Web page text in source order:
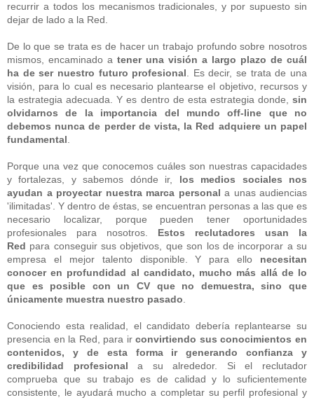
recurrir a todos los mecanismos tradicionales, y por supuesto sin
dejar de lado a la Red.
De lo que se trata es de hacer un trabajo profundo sobre nosotros
mismos, encaminado a tener una visión a largo plazo de cuál
ha de ser nuestro futuro profesional . Es decir, se trata de una
visión, para lo cual es necesario plantearse el objetivo, recursos y
la estrategia adecuada. Y es dentro de esta estrategia donde, sin
olvidarnos de la importancia del mundo off-line que no
debemos nunca de perder de vista, la Red adquiere un papel
fundamental
Porque una vez que conocemos cuáles son nuestras capacidades
y fortalezas, y sabemos dónde ir, los medios sociales nos
ayudan a proyectar nuestra marca personal a unas audiencias
'ilimitadas'. Y dentro de éstas, se encuentran personas a las que es
necesario localizar, porque pueden tener oportunidades
profesionales para nosotros. Estos reclutadores usan la
Red para conseguir sus objetivos, que son los de incorporar a su
empresa el mejor talento disponible. Y para ello necesitan
conocer en profundidad al candidato, mucho más allá de lo
que es posible con un CV que no demuestra, sino que
únicamente muestra nuestro pasado
Conociendo esta realidad, el candidato debería replantearse su
presencia en la Red, para irconvirtiendo sus conocimientos en
contenidos, y de esta forma ir generando confianza y
credibilidad profesional a su alrededor. Si el reclutador
comprueba que su trabajo es de calidad y lo suficientemente
consistente, le ayudará mucho a completar su perfil profesional y